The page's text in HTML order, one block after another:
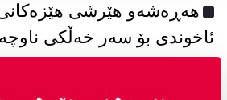
هەڕەشەو هێرشی
ئاخوندی بۆ سەر خەڵکی